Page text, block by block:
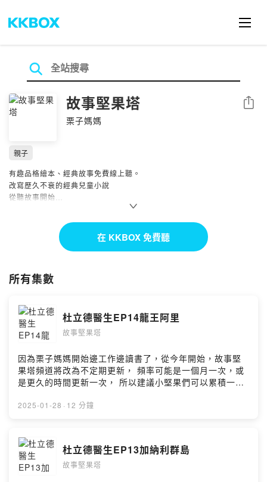
故事堅果塔
栗子媽媽
分享
親子
有趣品格繪本、經典故事免費線上聽。
改寫歷久不衰的經典兒童小說
從聽故事開始
頻道不定期努力維持更新
Hosting provided by SoundOn
在 KKBOX 免費聽
所有集數
杜立德醫生EP14龍王阿里
故事堅果塔
因為栗子媽媽開始邊工作邊讀書了，從今年開始，故事堅
果塔頻道將改為不定期更新， 頻率可能是一個月一次，或
是更久的時間更新一次， 所以建議小堅果們可以累積一段
了，還是希望繼續陪伴大家。 上集故事，杜立德醫生到了
時候，紅帆海盜居然隨後跟上，全部的海盜侵門踏戶佔據
了醫生的船！ㄟ，醫生的船已經要沉了，海盜船上的海盜
已經全部跑到要沉的船上，那杜立德醫生和動物朋友們偷
2025-01-28 · 12 分鐘
杜立德醫生EP13加納利群島
故事堅果塔